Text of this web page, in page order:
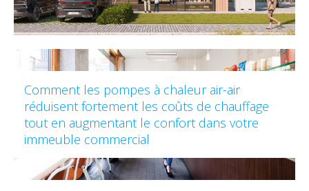
Comment les pompes à chaleur air-air
réduisent fortement les coûts de chauffage
tout en augmentant le confort dans votre
immeuble commercial